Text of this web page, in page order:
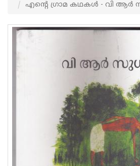
എന്റെ ഗ്രാമ കഥകള്‍ - വി ആര്‍